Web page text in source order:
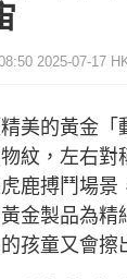
2025-07-17
美的黃金「
紋，左右對
鹿搏鬥場景
金製品為精
孩童又會擦